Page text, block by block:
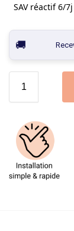
SAV réactif 6/7j